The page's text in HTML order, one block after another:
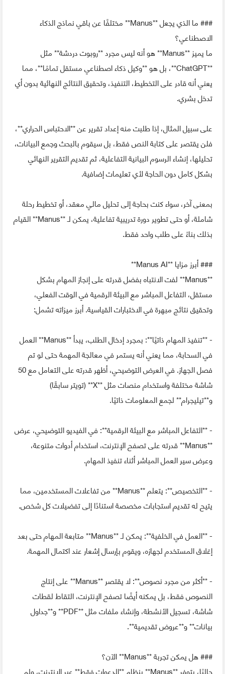
### ما الذي يجعل **Manus** مختلفًا عن باقي نماذج الذكاء
الاصطناعي؟
ما يميز **Manus** هو أنه ليس مجرد **روبوت دردشة** مثل
**ChatGPT**، بل هو **وكيل ذكاء اصطناعي مستقل تمامًا**، مما
يعني أنه قادر على التخطيط، التنفيذ، وتحقيق النتائج النهائية بدون أي
تدخل بشري.
على سبيل المثال، إذا طلبت منه إعداد تقرير عن **الاحتباس الحراري**،
فلن يقتصر على كتابة النص فقط، بل سيقوم بالبحث وجمع البيانات،
تحليلها، إنشاء الرسوم البيانية التفاعلية، ثم تقديم التقرير النهائي
بشكل كامل دون الحاجة لأي تعليمات إضافية.
بمعنى آخر، سواء كنت بحاجة إلى تحليل مالي معقد، أو تخطيط رحلة
شاملة، أو حتى تطوير دورة تدريبية تفاعلية، يمكن لـ **Manus** القيام
بذلك بناءً على طلب واحد فقط.
### أبرز مزايا **Manus AI**
**Manus** لفت الانتباه بفضل قدرته على إنجاز المهام بشكل
مستقل، التفاعل المباشر مع البيئة الرقمية في الوقت الفعلي،
وتحقيق نتائج مبهرة في الاختبارات القياسية. أبرز ميزاته تشمل:
- **تنفيذ المهام ذاتيًا**: بمجرد إدخال الطلب، يبدأ **Manus** العمل
في السحابة، مما يعني أنه يستمر في معالجة المهمة حتى لو تم
فصل الجهاز. في العرض التوضيحي، أظهر قدرته على التعامل مع 50
شاشة مختلفة واستخدام منصات مثل **X** (تويتر سابقًا)
و**تيليجرام** لجمع المعلومات ذاتيًا.
- **التفاعل المباشر مع البيئة الرقمية**: في الفيديو التوضيحي، عرض
**Manus** قدرته على تصفح الإنترنت، استخدام أدوات متنوعة،
وعرض سير العمل المباشر أثناء تنفيذ المهام.
- **التخصيص**: يتعلم **Manus** من تفاعلات المستخدمين، مما
يتيح له تقديم استجابات مخصصة استنادًا إلى تفضيلات كل شخص.
- **العمل في الخلفية**: يمكن لـ **Manus** متابعة المهام حتى بعد
إغلاق المستخدم لجهازه، ويقوم بإرسال إشعار عند اكتمال المهمة.
- **أكثر من مجرد نصوص**: لا يقتصر **Manus** على إنتاج
النصوص فقط، بل يمكنه أيضًا تصفح الإنترنت، التقاط لقطات
شاشة، تسجيل الأنشطة، وإنشاء ملفات مثل **PDF** و**جداول
بيانات** و**عروض تقديمية**.
### هل يمكن تجربة **Manus** الآن؟